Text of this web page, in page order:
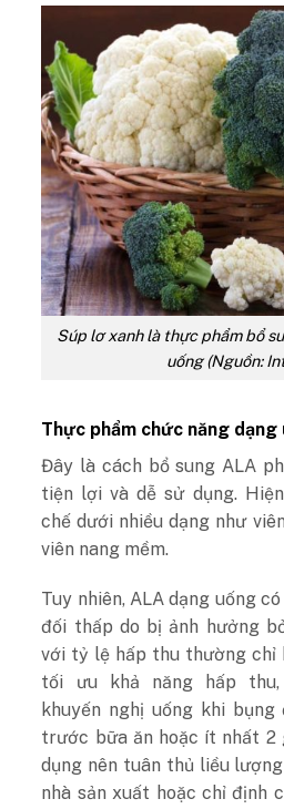
Súp lơ xanh là thực phẩm bổ
uống (Nguồn:
Thực phẩm chức năng dạng
Đây là cách bổ sung ALA
tiện lợi và dễ sử dụng.
chế dưới nhiều dạng như
viên nang mềm.
Tuy nhiên, ALA dạng uống
đối thấp do bị ảnh hưởng
với tỷ lệ hấp thu thường chỉ
tối ưu khả năng hấp
khuyến nghị uống khi
trước bữa ăn hoặc ít nhất 2
dụng nên tuân thủ liều
nhà sản xuất hoặc chỉ định